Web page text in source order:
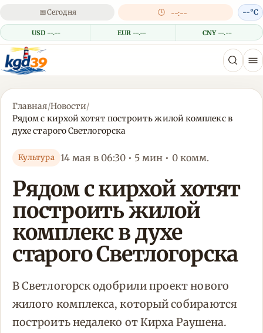
📅Сегодня 🕒 --:--
USD --.-- EUR --.-- CNY --.--
--°C
Главная/Новости/
Рядом с кирхой хотят построить жилой комплекс в
духе старого Светлогорска
Культура 14 мая в 06:30 • 5 мин • 0 комм.
Рядом с кирхой хотят
построить жилой
комплекс в духе
старого Светлогорска
В Светлогорск одобрили проект нового
жилого комплекса, который собираются
построить недалеко от Кирха Раушена.